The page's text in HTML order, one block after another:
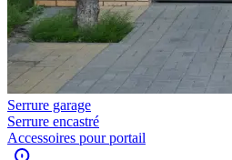
Serrure garage
Serrure encastré
Accessoires pour portail